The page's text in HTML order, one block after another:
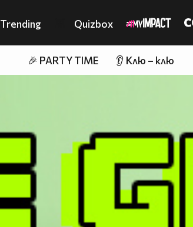
Trending Quizbox
🎉 PARTY TIME 👂 Клю – клю